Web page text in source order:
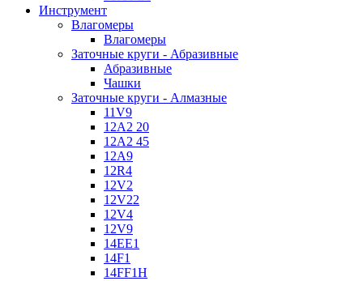
Инструмент
Влагомеры
Влагомеры
Заточные круги - Абразивные
Абразивные
Чашки
Заточные круги - Алмазные
11V9
12A2 20
12A2 45
12A9
12R4
12V2
12V22
12V4
12V9
14EE1
14F1
14FF1H